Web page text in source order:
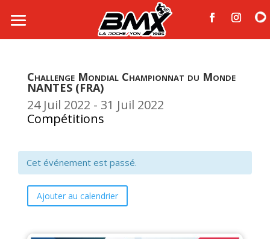
Challenge Mondial Championnat du Monde
NANTES (FRA)
24 Juil 2022 - 31 Juil 2022
Compétitions
Cet événement est passé.
Ajouter au calendrier